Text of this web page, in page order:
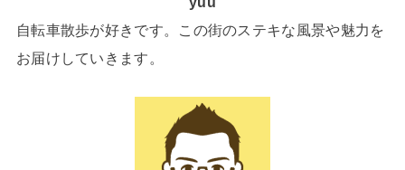
自転車散歩が好きです。この街のステキな風景や魅力を
お届けしていきます。